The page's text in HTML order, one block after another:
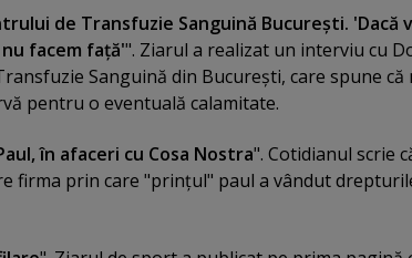
de Transfuzie Sanguină Bucureşti. 'Dacă
facem faţă'". Ziarul a realizat un interviu cu
Sanguină din Bucureşti, care spune că
pentru o eventuală calamitate.
în afaceri cu Cosa Nostra". Cotidianul scrie
firma prin care "prinţul" paul a vândut